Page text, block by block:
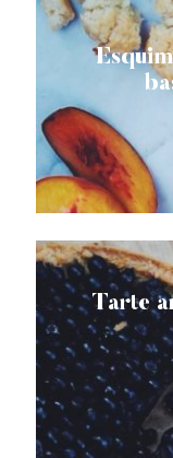
Tarte